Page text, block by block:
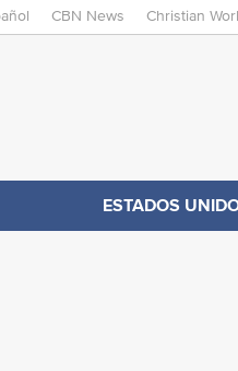
CBN News Christian
ESTADOS